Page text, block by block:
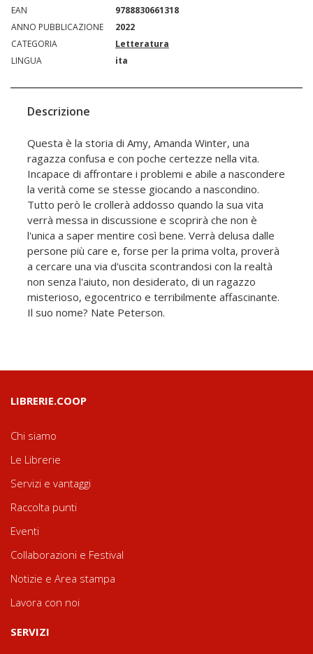
EAN
9788830661318
ANNO PUBBLICAZIONE
2022
CATEGORIA
Letteratura
LINGUA
ita
Descrizione
Questa è la storia di Amy, Amanda Winter, una
ragazza confusa e con poche certezze nella vita.
Incapace di affrontare i problemi e abile a nascondere
la verità come se stesse giocando a nascondino.
Tutto però le crollerà addosso quando la sua vita
verrà messa in discussione e scoprirà che non è
l'unica a saper mentire così bene. Verrà delusa dalle
persone più care e, forse per la prima volta, proverà
a cercare una via d'uscita scontrandosi con la realtà
non senza l'aiuto, non desiderato, di un ragazzo
misterioso, egocentrico e terribilmente affascinante.
Il suo nome? Nate Peterson.
LIBRERIE.COOP
Chi siamo
Le Librerie
Servizi e vantaggi
Raccolta punti
Eventi
Collaborazioni e Festival
Notizie e Area stampa
Lavora con noi
SERVIZI